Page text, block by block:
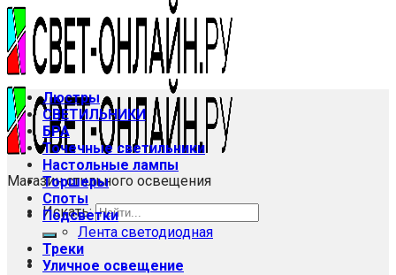
Магазин стильного освещения
Искать:
Люстры
СВЕТИЛЬНИКИ
БРА
Точечные светильники
Настольные лампы
Торшеры
Споты
Подсветки
Лента светодиодная
Треки
Уличное освещение